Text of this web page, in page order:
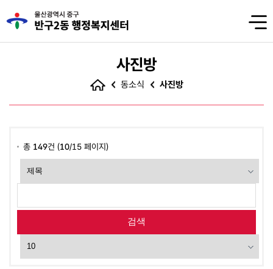
사진방
동소식 사진방
총 149건 (10/15 페이지)